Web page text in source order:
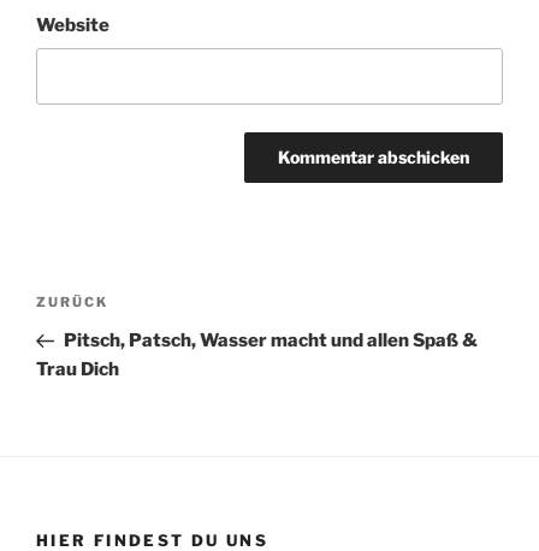
Website
Beitragsnavigation
Vorheriger
Beitrag
ZURÜCK
Pitsch, Patsch, Wasser macht und allen Spaß &
Trau Dich
HIER FINDEST DU UNS